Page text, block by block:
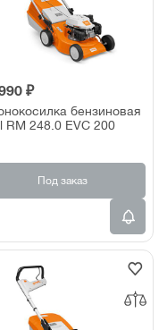
₽
бензиновая
RM 248.0 EVC 200
Под заказ